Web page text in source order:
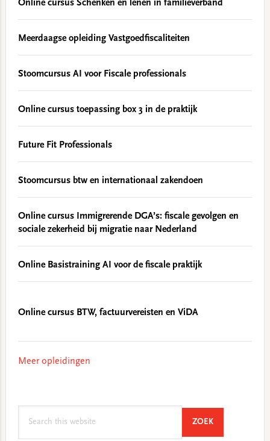
Online cursus Schenken en lenen in familieverband
Meerdaagse opleiding Vastgoedfiscaliteiten
Stoomcursus AI voor Fiscale professionals
Online cursus toepassing box 3 in de praktijk
Future Fit Professionals
Stoomcursus btw en internationaal zakendoen
Online cursus Immigrerende DGA’s: fiscale gevolgen en
sociale zekerheid bij migratie naar Nederland
Online Basistraining AI voor de fiscale praktijk
Online cursus BTW, factuurvereisten en ViDA
Meer opleidingen
ZOEKSEARCH